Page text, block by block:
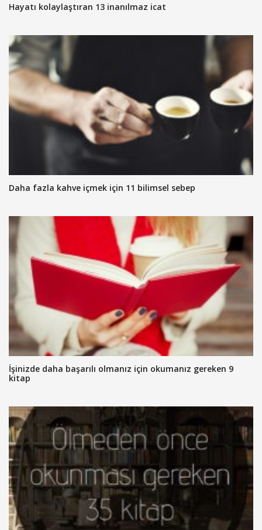
Hayatı kolaylaştıran 13 inanılmaz icat
Daha fazla kahve içmek için 11 bilimsel sebep
İşinizde daha başarılı olmanız için okumanız gereken 9
kitap